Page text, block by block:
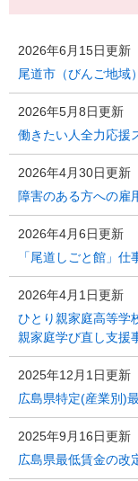
2026年6月15日更新
尾道市（びんご地域
2026年5月8日更新
働きたい人全力応援
2026年4月30日更新
障害のある方への雇
2026年4月6日更新
「尾道しごと館」
2026年4月1日更新
ひとり親家庭高等学
親家庭学び直し支援
2025年12月1日更新
広島県特定(産業別)
2025年9月16日更新
広島県最低賃金の改